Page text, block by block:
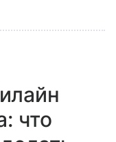
что